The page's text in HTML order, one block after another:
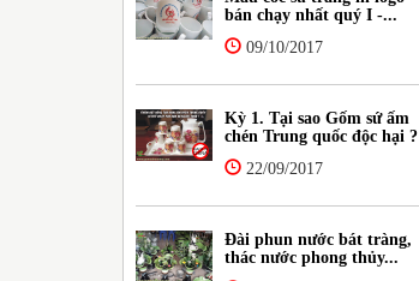
bán chạy nhất quý I -...
09/10/2017
Kỳ 1. Tại sao Gốm sứ ấm
chén Trung quốc độc hại ?
22/09/2017
Đài phun nước bát tràng,
thác nước phong thủy...